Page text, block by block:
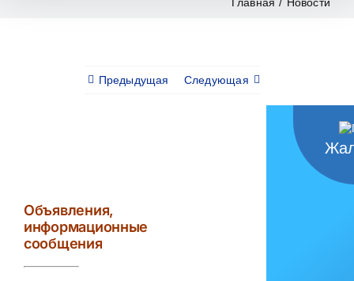
Предыдущая Следующая
Объявления,
информационные
сообщения